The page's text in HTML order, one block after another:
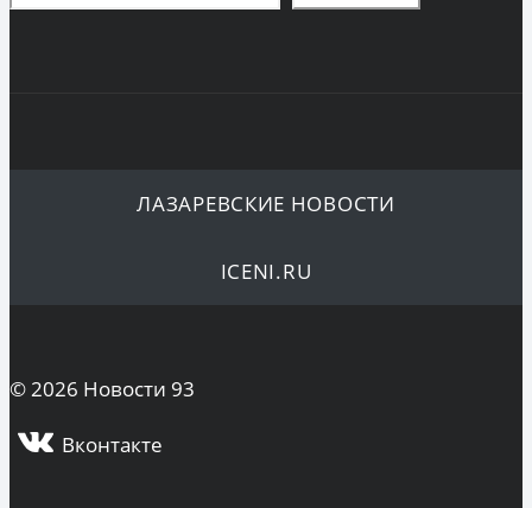
ЛАЗАРЕВСКИЕ НОВОСТИ
ICENI.RU
© 2026 Новости 93
Вконтакте